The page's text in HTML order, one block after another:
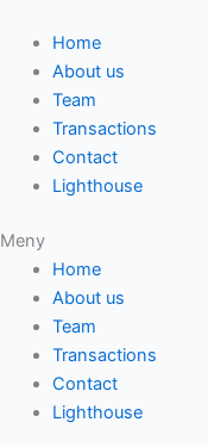
innehåll
Home
About us
Team
Transactions
Contact
Lighthouse
Meny
Home
About us
Team
Transactions
Contact
Lighthouse